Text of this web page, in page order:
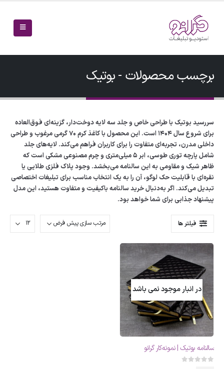
برچسب محصولات - بوتیک
سررسید بوتیک با طراحی خاص و جلد سه لایه دوخت‌دار، گزینه‌ای فوق‌العاده
برای شروع سال 1404 است. این محصول با کاغذ کرم 70 گرمی مرغوب و طراحی
داخلی مدرن، تجربه‌ای متفاوت را برای کاربران فراهم می‌کند. لایه‌های جلد
شامل پارچه توری طوسی، ابر 5 میلی‌متری و چرم مصنوعی مشکی است که
ظاهر شیک و مقاومی به این سالنامه می‌بخشد. وجود پلاک فلزی طلایی یا
نقره‌ای با قابلیت حک لوگو، آن را به یک انتخاب مناسب برای تبلیغات اختصاصی
تبدیل می‌کند. اگر به‌دنبال خرید سالنامه باکیفیت و متفاوت هستید، این مدل
پیشنهاد جذابی برای شما خواهد بود.
فیلتر ها
در انبار موجود نمی باشد
سالنامه بوتیک | نمونه‌کار گرانو